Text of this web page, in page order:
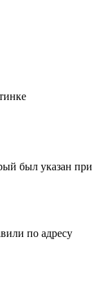
был указан при
по адресу